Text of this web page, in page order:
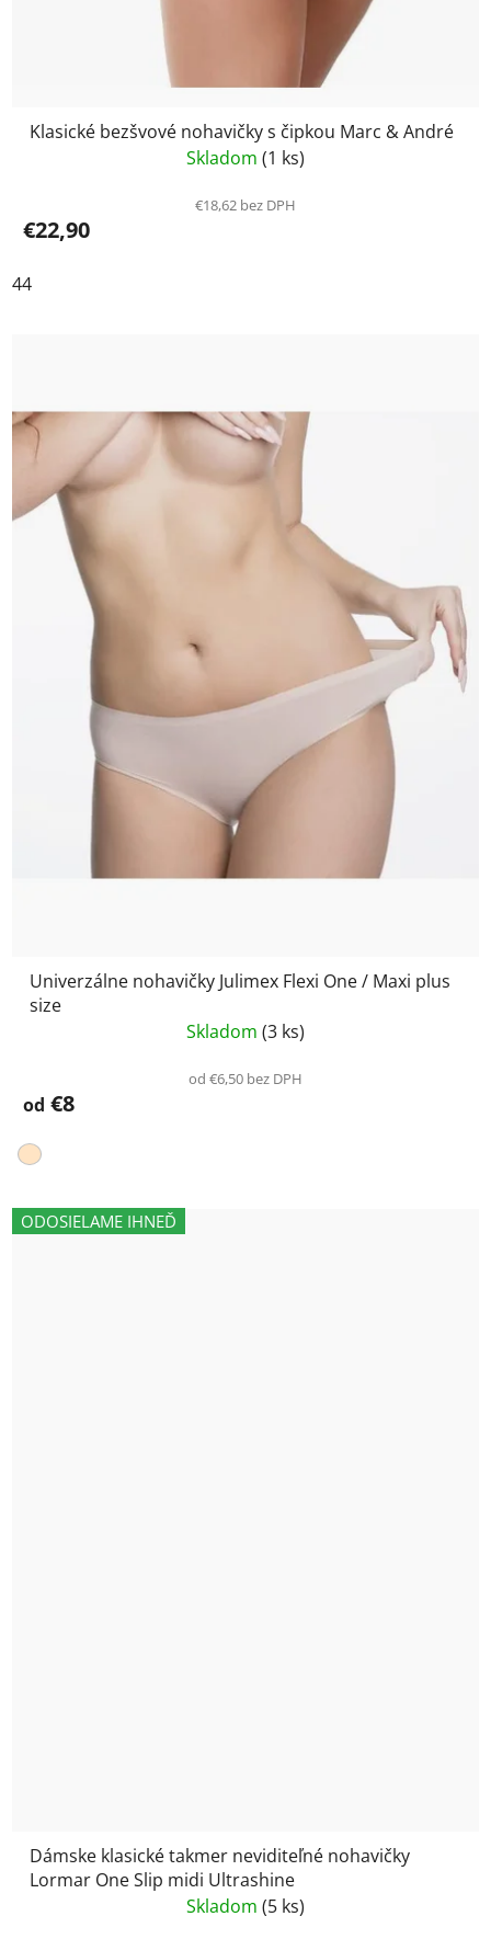
Klasické bezšvové nohavičky s čipkou Marc & André
Skladom (1 ks)
€18,62 bez DPH
€22,90
44
Univerzálne nohavičky Julimex Flexi One / Maxi plus
size
Skladom (3 ks)
od €6,50 bez DPH
od €8
ODOSIELAME IHNEĎ
Dámske klasické takmer neviditeľné nohavičky
Lormar One Slip midi Ultrashine
Skladom (5 ks)